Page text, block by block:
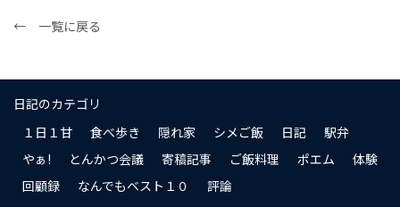
← 一覧に戻る
日記のカテゴリ
１日１甘
食べ歩き 隠れ家 シメご飯 日記
駅弁
やぁ!
とんかつ会議 寄稿記事 ご飯料理 ポエム
体験
回顧録
なんでもベスト１０
評論